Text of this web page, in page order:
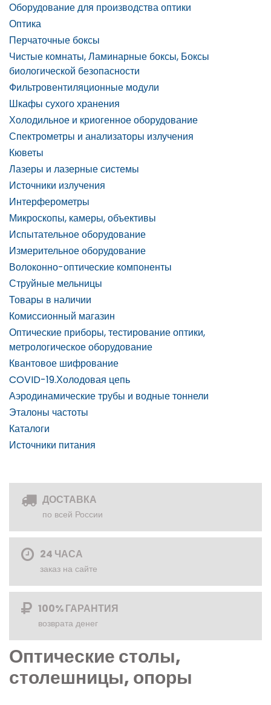
Оборудование для производства оптики
Оптика
Перчаточные боксы
Чистые комнаты, Ламинарные боксы, Боксы
биологической безопасности
Фильтровентиляционные модули
Шкафы сухого хранения
Холодильное и криогенное оборудование
Спектрометры и анализаторы излучения
Кюветы
Лазеры и лазерные системы
Источники излучения
Интерферометры
Микроскопы, камеры, объективы
Испытательное оборудование
Измерительное оборудование
Волоконно-оптические компоненты
Струйные мельницы
Товары в наличии
Комиссионный магазин
Оптические приборы, тестирование оптики,
метрологическое оборудование
Квантовое шифрование
COVID-19.Холодовая цепь
Аэродинамические трубы и водные тоннели
Эталоны частоты
Каталоги
Источники питания
ДОСТАВКА
по всей России
24 ЧАСА
заказ на сайте
100% ГАРАНТИЯ
возврата денег
Оптические столы,
столешницы, опоры